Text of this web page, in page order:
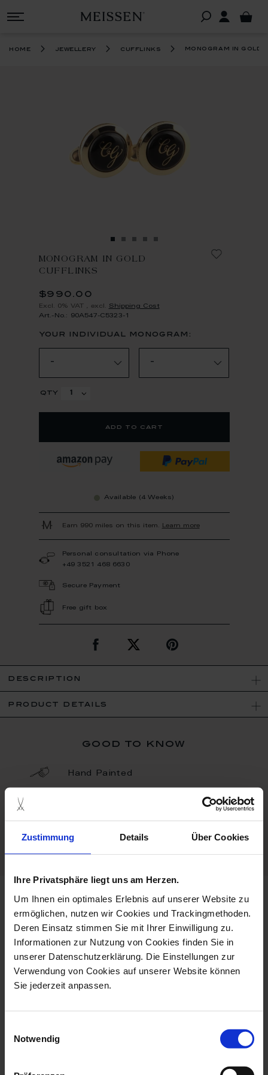
Zustimmung Details Über Cookies
Ihre Privatsphäre liegt uns am Herzen.
Um Ihnen ein optimales Erlebnis auf unserer Website zu
ermöglichen, nutzen wir Cookies und Trackingmethoden.
Deren Einsatz stimmen Sie mit Ihrer Einwilligung zu.
Informationen zur Nutzung von Cookies finden Sie in
unserer Datenschutzerklärung. Die Einstellungen zur
Verwendung von Cookies auf unserer Website können
Sie jederzeit anpassen.
Notwendig
home jewellery cufflinks monogram in gold
MONOGRAM IN GOLD
CUFFLINKS
$990.00
Excl. 0% VAT excl. Shipping Cost
Art.-No.: 90A547-C5323-1
your individual monogram:
qty
add to cart
Available (4 Weeks)
Earn 990 miles on this item. Learn more
Personal consultation via Phone
+49 3521 468 6630
Secure Payment
Free gift box
description
product details
good to know
Hand Painted
Customisable
more products from the gents
jewellery collection